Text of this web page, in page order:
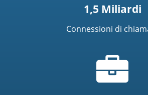
1,5 Miliardi
Connessioni di